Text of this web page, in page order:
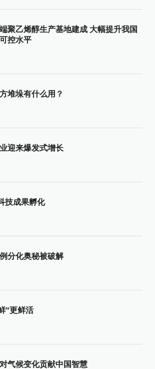
聚乙烯醇生产基地建成 大幅提升我国
控水平
堆垛有什么用？
迎来爆发式增长
技成果孵化
分化奥秘被破解
”更鲜活
气候变化贡献中国智慧